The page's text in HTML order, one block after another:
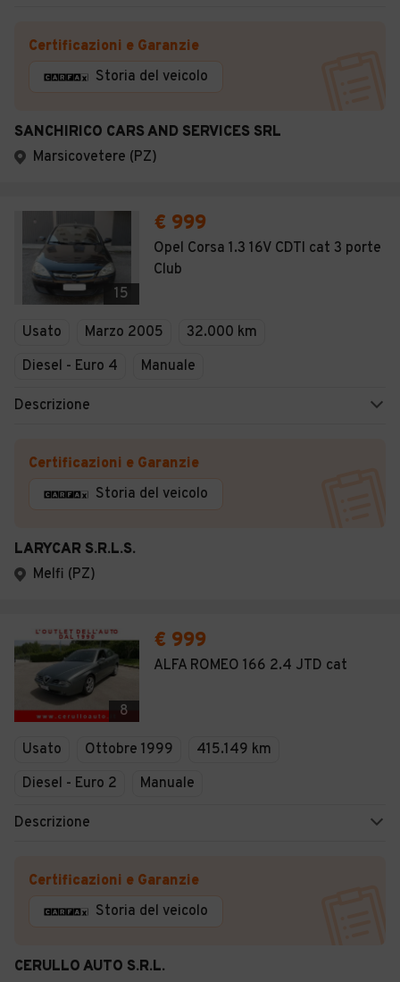
Certificazioni e Garanzie
Storia del veicolo
SANCHIRICO CARS AND SERVICES SRL
Marsicovetere (PZ)
15
€ 999
Opel Corsa 1.3 16V CDTI cat 3 porte
Club
Usato Marzo 2005
32.000 km
Diesel - Euro 4
Manuale
Descrizione
Certificazioni e Garanzie
Storia del veicolo
LARYCAR S.R.L.S.
Melfi (PZ)
8
€ 999
ALFA ROMEO 166 2.4 JTD cat
Usato Ottobre 1999
415.149 km
Diesel - Euro 2
Manuale
Descrizione
Certificazioni e Garanzie
Storia del veicolo
CERULLO AUTO S.R.L.